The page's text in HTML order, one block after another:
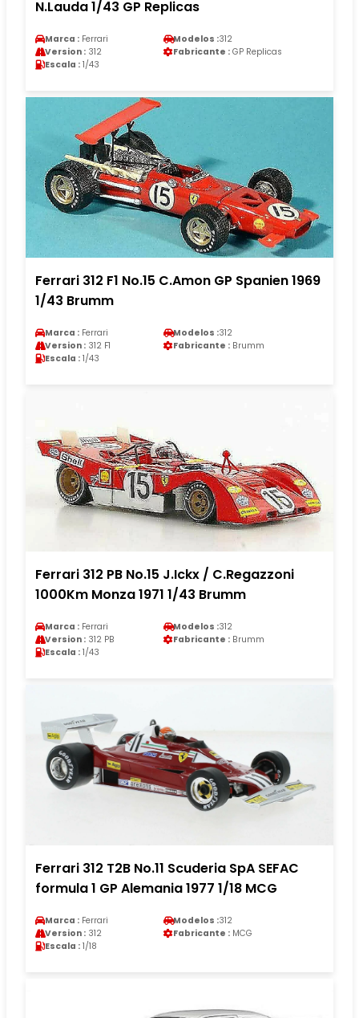
N.Lauda 1/43 GP Replicas
Marca : Ferrari Modelos :312
Version : 312 Fabricante : GP Replicas
Escala : 1/43
Ferrari 312 F1 No.15 C.Amon GP Spanien 1969
1/43 Brumm
Marca : Ferrari Modelos :312
Version : 312 F1 Fabricante : Brumm
Escala : 1/43
Ferrari 312 PB No.15 J.Ickx / C.Regazzoni
1000Km Monza 1971 1/43 Brumm
Marca : Ferrari Modelos :312
Version : 312 PB Fabricante : Brumm
Escala : 1/43
Ferrari 312 T2B No.11 Scuderia SpA SEFAC
formula 1 GP Alemania 1977 1/18 MCG
Marca : Ferrari Modelos :312
Version : 312 Fabricante : MCG
Escala : 1/18